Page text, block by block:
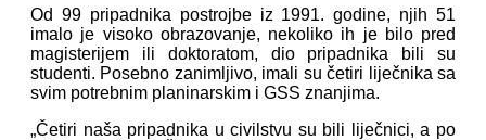
Od 99 pripadnika postrojbe iz 1991. godine, njih 51
imalo je visoko obrazovanje, nekoliko ih je bilo pred
magisterijem ili doktoratom, dio pripadnika bili su
studenti. Posebno zanimljivo, imali su četiri liječnika sa
svim potrebnim planinarskim i GSS znanjima.
„Četiri naša pripadnika u civilstvu su bili liječnici, a po